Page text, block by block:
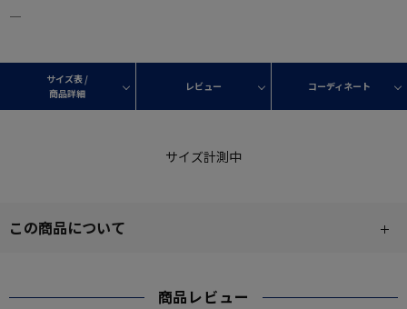
―
サイズ表 /
商品詳細
レビュー コーディネート
サイズ計測中
この商品について
商品レビュー